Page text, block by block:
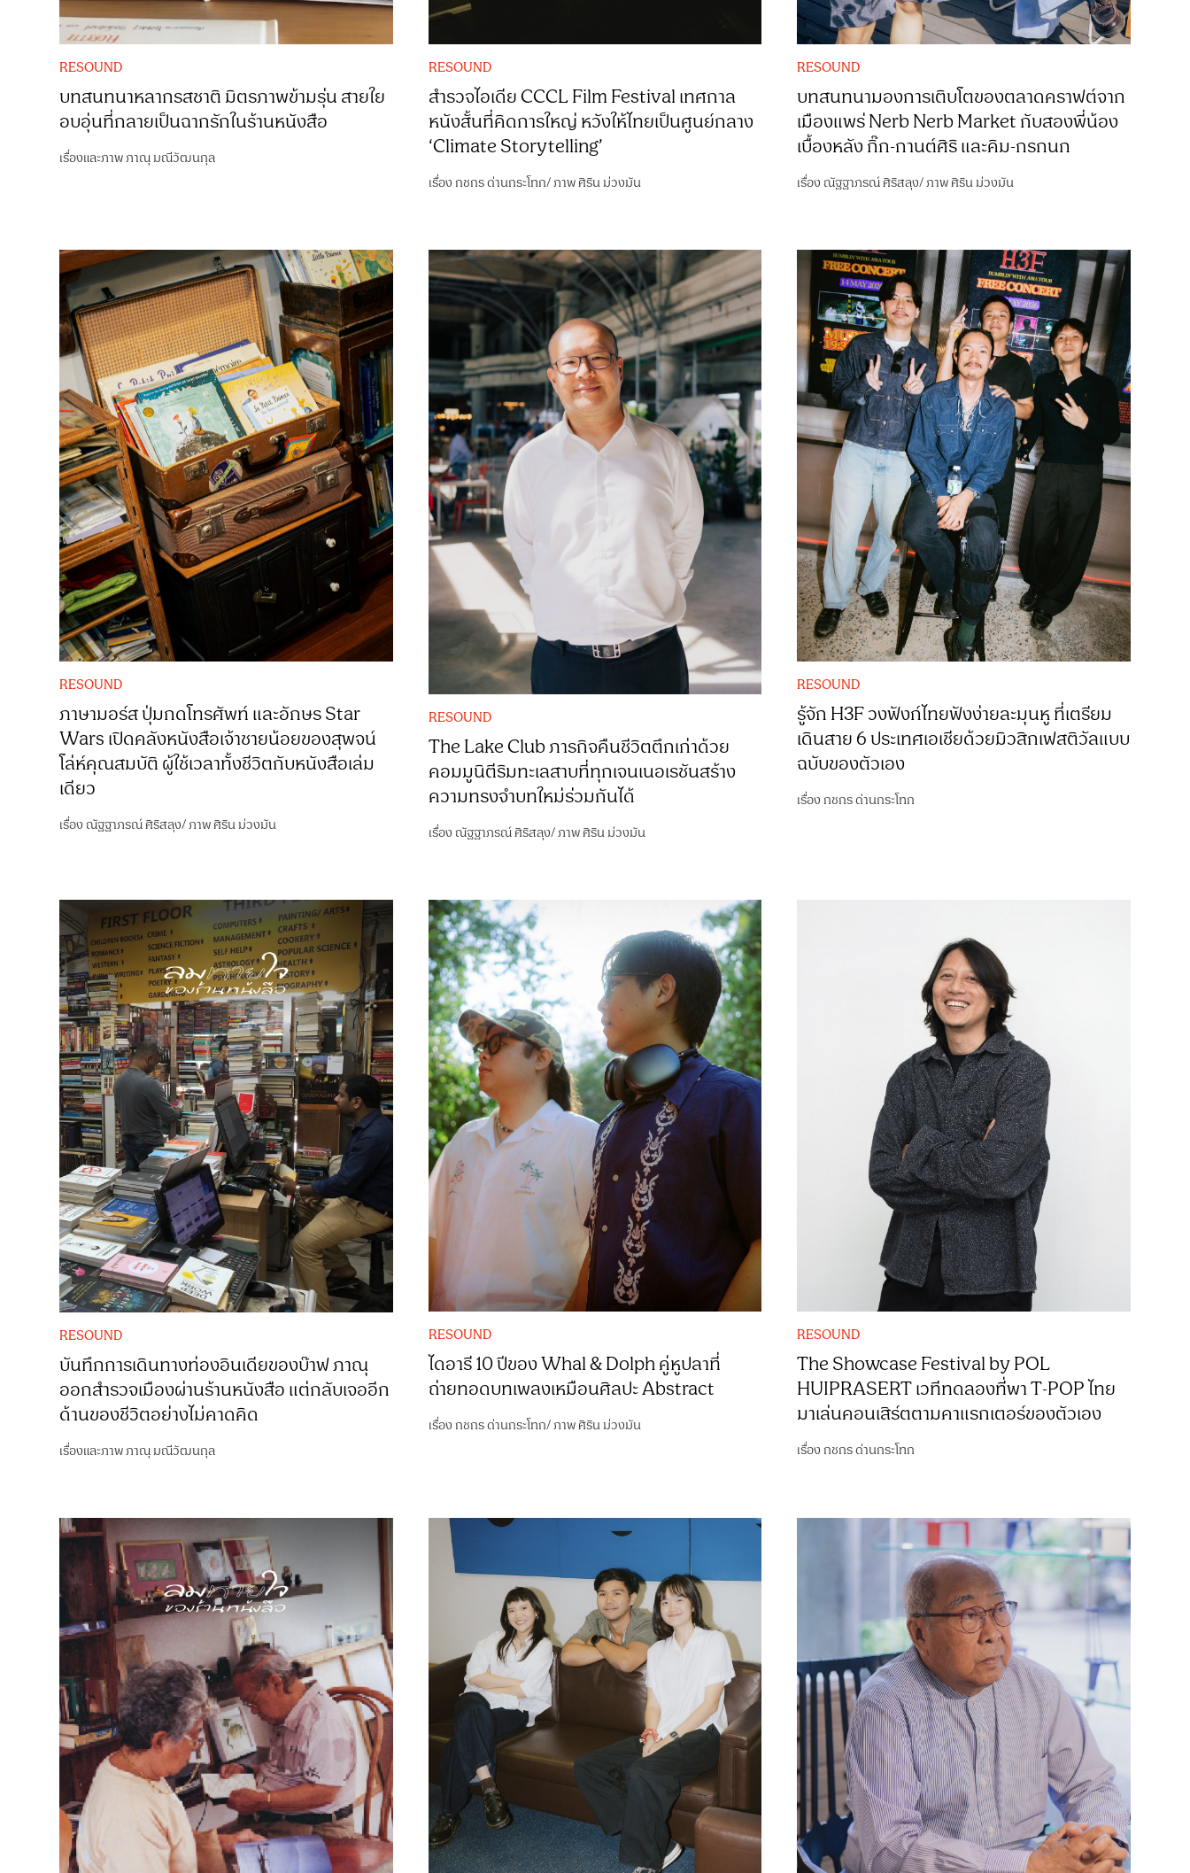
RESOUND
บทสนทนาหลากรสชาติ มิตรภาพข้ามรุ่น สายใย
อบอุ่นที่กลายเป็นฉากรักในร้านหนังสือ
เรื่องและภาพภาณุ มณีวัฒนกุล
RESOUND
สำรวจไอเดีย CCCL Film Festival เทศกาล
หนังสั้นที่คิดการใหญ่ หวังให้ไทยเป็นศูนย์กลาง
‘Climate Storytelling’
เรื่อง กชกร ด่านกระโทก/ภาพศิริน ม่วงมัน
RESOUND
บทสนทนามองการเติบโตของตลาดคราฟต์จาก
เมืองแพร่ Nerb Nerb Market กับสองพี่น้อง
เบื้องหลัง กิ๊ก-กานต์ศิริ และคิม-กรกนก
เรื่องณัฐฐาภรณ์ ศิริสลุง/ภาพศิริน ม่วงมัน
RESOUND
ภาษามอร์ส ปุ่มกดโทรศัพท์ และอักษร Star
Wars เปิดคลังหนังสือเจ้าชายน้อยของสุพจน์
โล่ห์คุณสมบัติ ผู้ใช้เวลาทั้งชีวิตกับหนังสือเล่ม
เดียว
เรื่องณัฐฐาภรณ์ ศิริสลุง/ภาพศิริน ม่วงมัน
RESOUND
The Lake Club ภารกิจคืนชีวิตตึกเก่าด้วย
คอมมูนิตีริมทะเลสาบที่ทุกเจนเนอเรชันสร้าง
ความทรงจำบทใหม่ร่วมกันได้
เรื่องณัฐฐาภรณ์ ศิริสลุง/ภาพศิริน ม่วงมัน
RESOUND
รู้จัก H3F วงฟังก์ไทยฟังง่ายละมุนหู ที่เตรียม
เดินสาย 6 ประเทศเอเชียด้วยมิวสิกเฟสติวัลแบบ
ฉบับของตัวเอง
เรื่อง กชกร ด่านกระโทก
RESOUND
บันทึกการเดินทางท่องอินเดียของบ๊าฟ ภาณุ
ออกสำรวจเมืองผ่านร้านหนังสือ แต่กลับเจออีก
ด้านของชีวิตอย่างไม่คาดคิด
เรื่องและภาพภาณุ มณีวัฒนกุล
RESOUND
ไดอารี 10 ปีของ Whal & Dolph คู่หูปลาที่
ถ่ายทอดบทเพลงเหมือนศิลปะ Abstract
เรื่อง กชกร ด่านกระโทก/ภาพศิริน ม่วงมัน
RESOUND
The Showcase Festival by POL
HUIPRASERT เวทีทดลองที่พา T-POP ไทย
มาเล่นคอนเสิร์ตตามคาแรกเตอร์ของตัวเอง
เรื่อง กชกร ด่านกระโทก